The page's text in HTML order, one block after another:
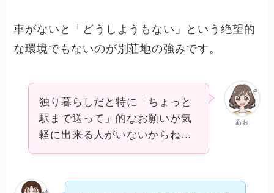
車がないと「どうしようもない」という絶望的
な環境でもないのが別荘地の強みです。
あお
独り暮らしだと特に「ちょっと
駅まで送って」的なお願いが気
軽に出来る人がいないからね…